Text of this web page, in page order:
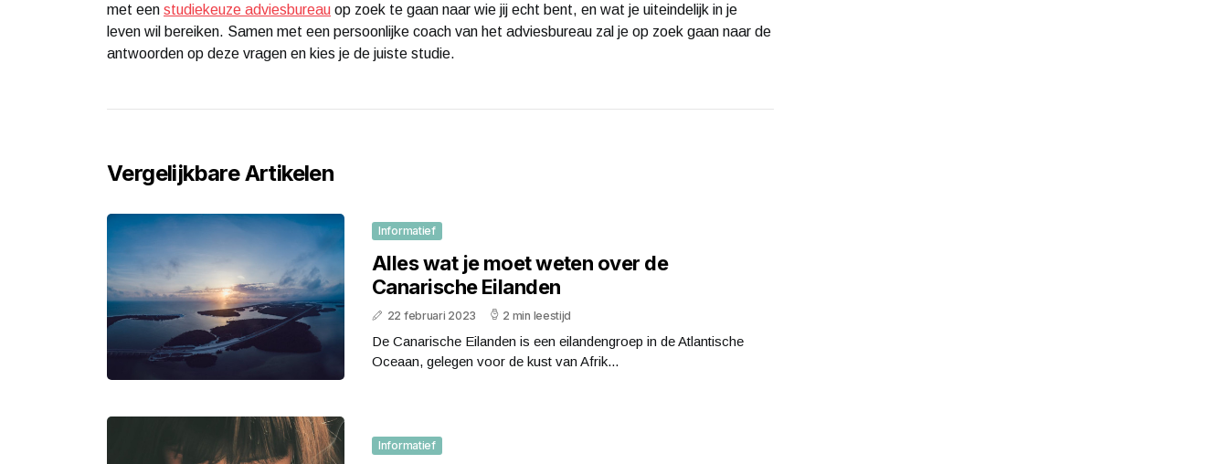
met een studiekeuze adviesbureau op zoek te gaan naar wie jij echt bent, en wat je uiteindelijk in je
leven wil bereiken. Samen met een persoonlijke coach van het adviesbureau zal je op zoek gaan naar de
antwoorden op deze vragen en kies je de juiste studie.
Vergelijkbare Artikelen
Informatief
Alles wat je moet weten over de
Canarische Eilanden
22 februari 2023 2 min leestijd
De Canarische Eilanden is een eilandengroep in de Atlantische
Oceaan, gelegen voor de kust van Afrik...
Informatief